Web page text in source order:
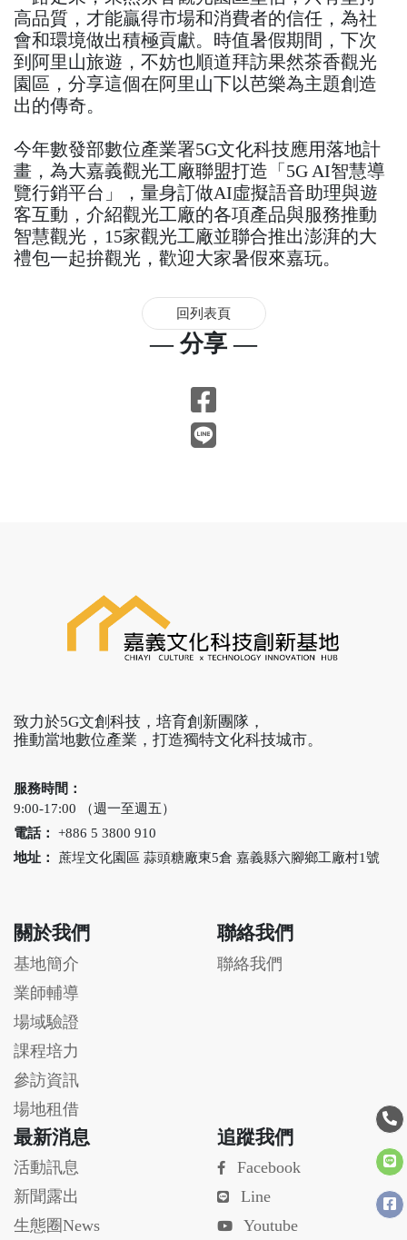
高品質，才能贏得市場和消費者的信任，為社
會和環境做出積極貢獻。時值暑假期間，下次
到阿里山旅遊，不妨也順道拜訪果然茶香觀光
園區，分享這個在阿里山下以芭樂為主題創造
出的傳奇。
今年數發部數位產業署5G文化科技應用落地計
畫，為大嘉義觀光工廠聯盟打造「5G AI智慧導
覽行銷平台」，量身訂做AI虛擬語音助理與遊
客互動，介紹觀光工廠的各項產品與服務推動
智慧觀光，15家觀光工廠並聯合推出澎湃的大
禮包一起拚觀光，歡迎大家暑假來嘉玩。
回列表頁
— 分享 —
致力於5G文創科技，培育創新團隊，
推動當地數位產業，打造獨特文化科技城市。
服務時間：
9:00-17:00 （週一至週五）
電話： +886 5 3800 910
地址： 蔗埕文化園區 蒜頭糖廠東5倉 嘉義縣六腳鄉工廠村1號
關於我們
基地簡介
業師輔導
場域驗證
課程培力
參訪資訊
場地租借
聯絡我們
聯絡我們
最新消息
活動訊息
新聞露出
生態圈News
追蹤我們
Facebook
Line
Youtube